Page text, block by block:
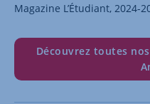
Magazine L’Étudiant, 2024-
Découvrez toutes